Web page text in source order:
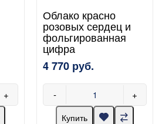
+
Облако красно
розовых сердец и
фольгированная
цифра
4 770 руб.
- +
Купить